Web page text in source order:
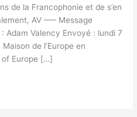
de la Francophonie et de s’en
AV —– Message
Adam Valency Envoyé : lundi 7
de l’Europe en
of Europe […]